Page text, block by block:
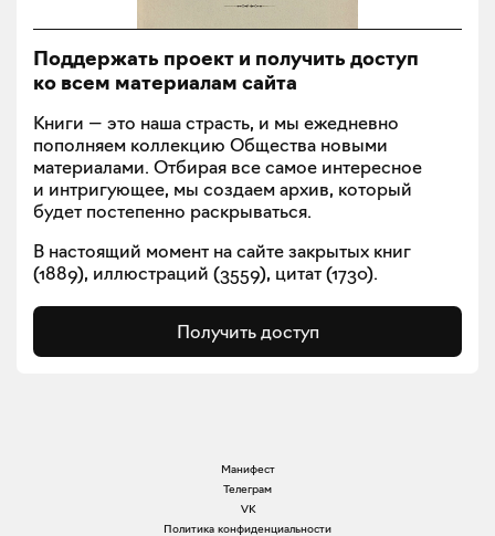
Поддержать проект и получить доступ
ко всем материалам сайта
Книги — это наша страсть, и мы ежедневно
пополняем коллекцию Общества новыми
материалами. Отбирая все самое интересное
и интригующее, мы создаем архив, который
будет постепенно раскрываться.
В настоящий момент на сайте закрытых книг
(1889), иллюстраций (3559), цитат (1730).
Получить доступ
Манифест
Телеграм
VK
Политика конфиденциальности